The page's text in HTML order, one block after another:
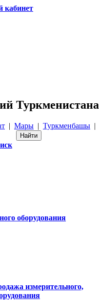
кабинет
Туркменистана
| Мары | Туркменбашы |
оборудования
измерительного,